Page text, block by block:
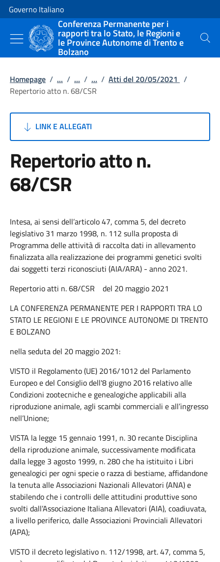
Vai al contenuto
Vai alla navigazione del sito
Governo Italiano
Conferenza Permanente per i
rapporti tra lo Stato, le Regioni e
le Province Autonome di Trento e
Bolzano
Cerca
Homepage / ... / ... / ... / Atti del 20/05/2021 /
Repertorio atto n. 68/CSR
LINK E ALLEGATI
Repertorio atto n.
68/CSR
Intesa, ai sensi dell’articolo 47, comma 5, del decreto
legislativo 31 marzo 1998, n. 112 sulla proposta di
Programma delle attività di raccolta dati in allevamento
finalizzata alla realizzazione dei programmi genetici svolti
dai soggetti terzi riconosciuti (AIA/ARA) - anno 2021.
Repertorio atti n. 68/CSR del 20 maggio 2021
LA CONFERENZA PERMANENTE PER I RAPPORTI TRA LO
STATO LE REGIONI E LE PROVINCE AUTONOME DI TRENTO
E BOLZANO
nella seduta del 20 maggio 2021:
VISTO il Regolamento (UE) 2016/1012 del Parlamento
Europeo e del Consiglio dell'8 giugno 2016 relativo alle
Condizioni zootecniche e genealogiche applicabili alla
riproduzione animale, agli scambi commerciali e all’ingresso
nell’Unione;
VISTA la legge 15 gennaio 1991, n. 30 recante Disciplina
della riproduzione animale, successivamente modificata
dalla legge 3 agosto 1999, n. 280 che ha istituito i Libri
genealogici per ogni specie o razza di bestiame, affidandone
la tenuta alle Associazioni Nazionali Allevatori (ANA) e
stabilendo che i controlli delle attitudini produttive sono
svolti dall’Associazione Italiana Allevatori (AIA), coadiuvata,
a livello periferico, dalle Associazioni Provinciali Allevatori
(APA);
VISTO il decreto legislativo n. 112/1998, art. 47, comma 5,